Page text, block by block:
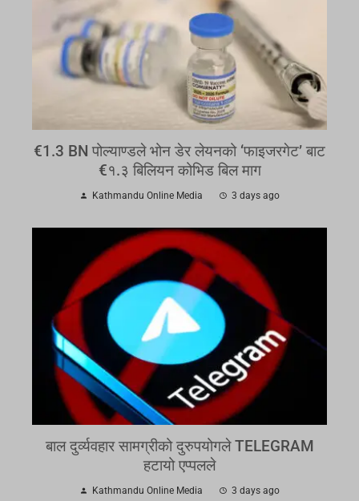
€1.3 BN पोल्याण्डले भोन डेर लेयनको ‘फाइजरगेट’ बाट
€१.३ बिलियन कोभिड बिल माग
Kathmandu Online Media 3 days ago
बाल दुर्व्यवहार सामग्रीको दुरुपयोगले TELEGRAM
हटायो एप्पलले
Kathmandu Online Media 3 days ago